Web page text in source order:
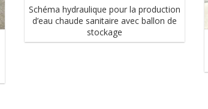
Schéma hydraulique pour la production
d’eau chaude sanitaire avec ballon de
stockage